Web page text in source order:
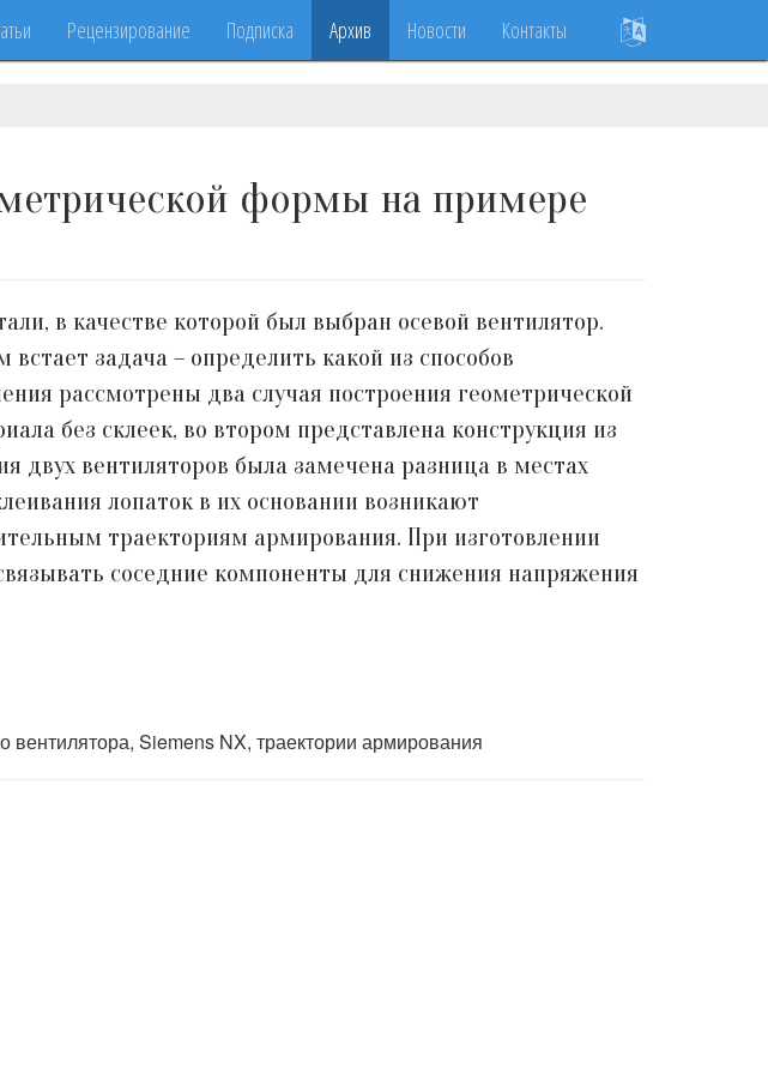
Рецензирование Подписка Архив Новости Контакты
формы на примере
в качестве которой был выбран осевой вентилятор.
задача – определить какой из способов
рассмотрены два случая построения геометрической
без склеек, во втором представлена конструкция из
двух вентиляторов была замечена разница в местах
лопаток в их основании возникают
траекториям армирования. При изготовлении
соседние компоненты для снижения напряжения
Siemens NX, траектории армирования